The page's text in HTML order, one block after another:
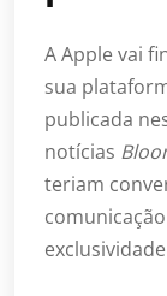
A Apple vai
sua
publicada
notícias
teriam